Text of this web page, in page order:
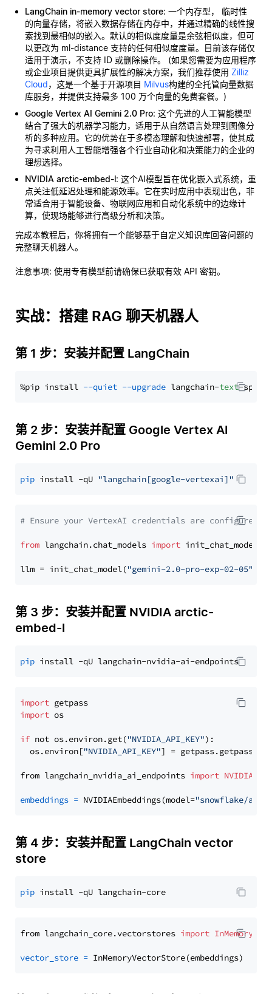
LangChain in-memory vector store: 一个内存型， 临时性
的向量存储，将嵌入数据存储在内存中，并通过精确的线性搜
索找到最相似的嵌入。默认的相似度度量是余弦相似度，但可
以更改为 ml-distance 支持的任何相似度度量。目前该存储仅
适用于演示，不支持 ID 或删除操作。 (如果您需要为应用程序
或企业项目提供更具扩展性的解决方案，我们推荐使用 Zilliz
Cloud，这是一个基于开源项目 Milvus构建的全托管向量数据
库服务，并提供支持最多 100 万个向量的免费套餐。)
Google Vertex AI Gemini 2.0 Pro: 这个先进的人工智能模型
结合了强大的机器学习能力，适用于从自然语言处理到图像分
析的多种应用。它的优势在于多模态理解和快速部署，使其成
为寻求利用人工智能增强各个行业自动化和决策能力的企业的
理想选择。
NVIDIA arctic-embed-l: 这个AI模型旨在优化嵌入式系统，重
点关注低延迟处理和能源效率。它在实时应用中表现出色，非
常适合用于智能设备、物联网应用和自动化系统中的边缘计
算，使现场能够进行高级分析和决策。
完成本教程后，你将拥有一个能够基于自定义知识库回答问题的
完整聊天机器人。
注意事项: 使用专有模型前请确保已获取有效 API 密钥。
实战：搭建 RAG 聊天机器人
第 1 步：安装并配置 LangChain
%pip install --quiet --upgrade langchain-text
第 2 步：安装并配置 Google Vertex AI
Gemini 2.0 Pro
pip install -qU "langchain[google-vertexai]"
# Ensure your VertexAI credentials are configured
from langchain.chat_models import init_chat_model
llm = init_chat_model("gemini-2.0-pro-exp-02-05"
第 3 步：安装并配置 NVIDIA arctic-
embed-l
pip
import
import os
if not os.environ.get("NVIDIA_API_KEY"):
  os.environ[
"NVIDIA_API_KEY"] = getpass.getpass(
from langchain_nvidia_ai_endpoints import
embeddings = NVIDIAEmbeddings(model="snowflake/
第 4 步：安装并配置 LangChain vector
store
pip
from langchain_core.vectorstores import
vector_store =